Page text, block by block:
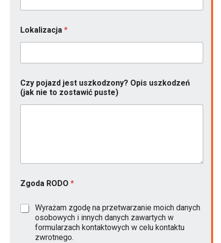
Lokalizacja *
Czy pojazd jest uszkodzony? Opis uszkodzeń
(jak nie to zostawić puste)
Zgoda RODO *
Wyrażam zgodę na przetwarzanie moich danych
osobowych i innych danych zawartych w
formularzach kontaktowych w celu kontaktu
zwrotnego.